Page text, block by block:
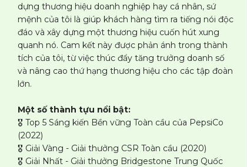
dựng thương hiệu doanh nghiệp hay cá nhân, sứ
mệnh của tôi là giúp khách hàng tìm ra tiếng nói độc
đáo và xây dựng một thương hiệu cuốn hút xung
quanh nó. Cam kết này được phản ánh trong thành
tích của tôi, từ việc thúc đẩy tăng trưởng doanh số
và nâng cao thứ hạng thương hiệu cho các tập đoàn
lớn.
Một số thành tựu nổi bật:
🎖️ Top 5 Sáng kiến Bền vững Toàn cầu của PepsiCo
(2022)
🎖️ Giải Vàng - Giải thưởng CSR Toàn cầu (2020)
🎖️ Giải Nhất - Giải thưởng Bridgestone Trung Quốc